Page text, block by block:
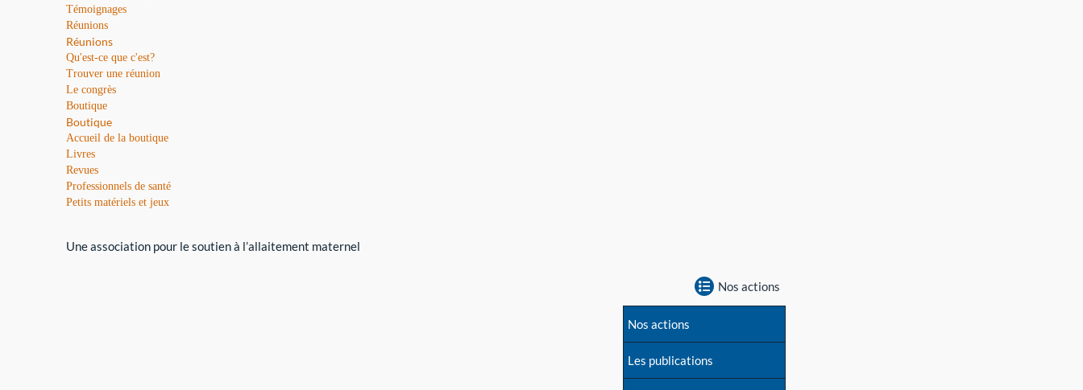
Témoignages
Réunions
Réunions
Qu'est-ce que c'est?
Trouver une réunion
Le congrès
Boutique
Boutique
Accueil de la boutique
Livres
Revues
Professionnels de santé
Petits matériels et jeux
Une association pour le soutien à l’allaitement maternel
Nos actions
Nos actions
Les publications